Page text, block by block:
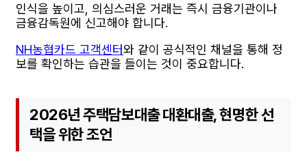
인식을 높이고, 의심스러운 거래는 즉시 금융기관이나
금융감독원에 신고해야 합니다.
NH농협카드 고객센터와 같이 공식적인 채널을 통해 정
보를 확인하는 습관을 들이는 것이 중요합니다.
2026년 주택담보대출 대환대출, 현명한 선
택을 위한 조언